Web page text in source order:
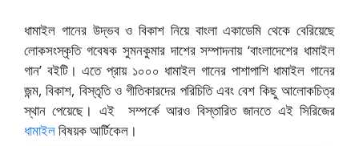
ধামাইল গানের উদ্ভব ও বিকাশ নিয়ে বাংলা একাডেমি থেকে বেরিয়েছে
লোকসংস্কৃতি গবেষক সুমনকুমার দাশের সম্পাদনায় ‘বাংলাদেশের ধামাইল
গান’ বইটি। এতে প্রায় ১০০০ ধামাইল গানের পাশাপাশি ধামাইল গানের
জন্ম, বিকাশ, বিস্তৃতি ও গীতিকারদের পরিচিতি এবং বেশ কিছু আলোকচিত্র
স্থান পেয়েছে। এই সম্পর্কে আরও বিস্তারিত জানতে এই সিরিজের
ধামাইলবিষয়ক আর্টিকেল।